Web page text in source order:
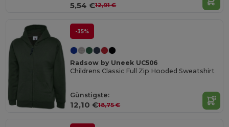
5,54 €12,91 €
-35%
Radsow by Uneek UC506
Childrens Classic Full Zip Hooded Sweatshirt
Günstigste:
12,10 €18,75 €